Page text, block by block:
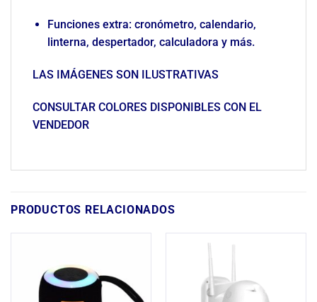
Funciones extra: cronómetro, calendario,
linterna, despertador, calculadora y más.
LAS IMÁGENES SON ILUSTRATIVAS
CONSULTAR COLORES DISPONIBLES CON EL
VENDEDOR
PRODUCTOS RELACIONADOS